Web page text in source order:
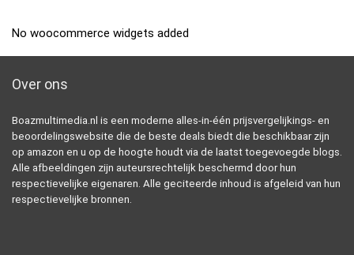
No woocommerce widgets added
Over ons
Boazmultimedia.nl is een moderne alles-in-één prijsvergelijkings- en
beoordelingswebsite die de beste deals biedt die beschikbaar zijn
op amazon en u op de hoogte houdt via de laatst toegevoegde blogs.
Alle afbeeldingen zijn auteursrechtelijk beschermd door hun
respectievelijke eigenaren. Alle geciteerde inhoud is afgeleid van hun
respectievelijke bronnen.